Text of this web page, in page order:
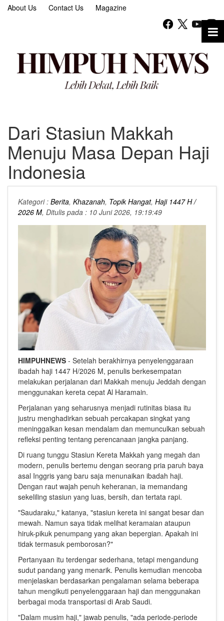
About Us Contact Us Magazine
Dari Stasiun Makkah
Menuju Masa Depan Haji
Indonesia
Kategori : Berita, Khazanah, Topik Hangat, Haji 1447 H /
2026 M, Ditulis pada : 10 Juni 2026, 19:19:49
HIMPUHNEWS - Setelah berakhirnya penyelenggaraan
ibadah haji 1447 H/2026 M, penulis berkesempatan
melakukan perjalanan dari Makkah menuju Jeddah dengan
menggunakan kereta cepat Al Haramain.
Perjalanan yang seharusnya menjadi rutinitas biasa itu
justru menghadirkan sebuah percakapan singkat yang
meninggalkan kesan mendalam dan memunculkan sebuah
refleksi penting tentang perencanaan jangka panjang.
Di ruang tunggu Stasiun Kereta Makkah yang megah dan
modern, penulis bertemu dengan seorang pria paruh baya
asal Inggris yang baru saja menunaikan ibadah haji.
Dengan raut wajah penuh keheranan, ia memandang
sekeliling stasiun yang luas, bersih, dan tertata rapi.
"Saudaraku," katanya, "stasiun kereta ini sangat besar dan
mewah. Namun saya tidak melihat keramaian ataupun
hiruk-pikuk penumpang yang akan bepergian. Apakah ini
tidak termasuk pemborosan?"
Pertanyaan itu terdengar sederhana, tetapi mengandung
sudut pandang yang menarik. Penulis kemudian mencoba
menjelaskan berdasarkan pengalaman selama beberapa
tahun mengikuti penyelenggaraan haji dan menggunakan
berbagai moda transportasi di Arab Saudi.
"Dalam musim haji," jawab penulis, "ada periode-periode